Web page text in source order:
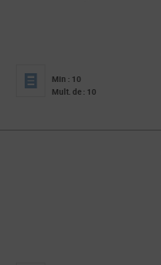
Min : 10
Mult. de : 10